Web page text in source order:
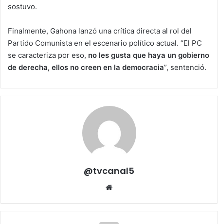
sostuvo.
Finalmente, Gahona lanzó una crítica directa al rol del
Partido Comunista en el escenario político actual. “El PC
se caracteriza por eso, no les gusta que haya un gobierno
de derecha, ellos no creen en la democracia”, sentenció.
@tvcanal5